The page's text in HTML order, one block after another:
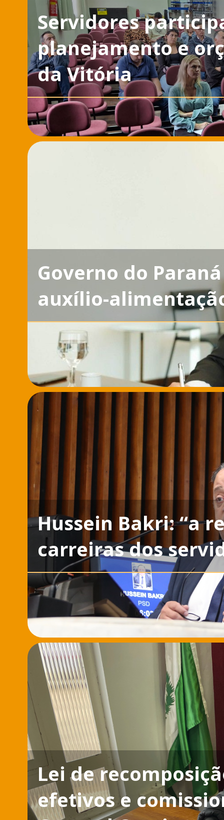
Servidores
planejamento e
da Vitória
Governo do
auxílio-
Hussein Bakri: “a
carreiras dos
Lei de
efetivos e